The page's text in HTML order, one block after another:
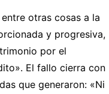
otras cosas a la
y progresiva,
por el
El fallo cierra con
que generaron: «Ni